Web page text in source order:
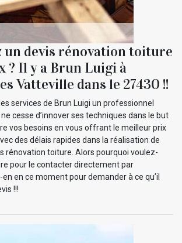
un devis rénovation toiture
? Il y a Brun Luigi à
Vatteville dans le 27430 !!
services de Brun Luigi un professionnel
cesse d’innover ses techniques dans le but
vos besoins en vous offrant le meilleur prix
des délais rapides dans la réalisation de
rénovation toiture. Alors pourquoi voulez-
pour le contacter directement par
en ce moment pour demander à ce qu’il
!!!